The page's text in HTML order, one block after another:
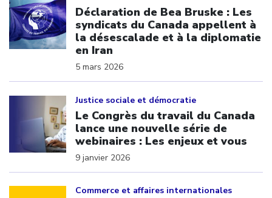
Déclaration de Bea Bruske : Les
syndicats du Canada appellent à
la désescalade et à la diplomatie
en Iran
5 mars 2026
Justice sociale et démocratie
Le Congrès du travail du Canada
lance une nouvelle série de
webinaires : Les enjeux et vous
9 janvier 2026
Commerce et affaires internationales